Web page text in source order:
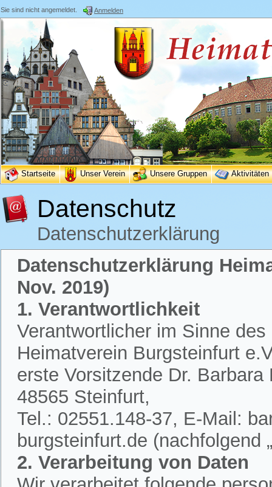
Sie sind nicht angemeldet. Anmelden
Startseite Unser Verein Unsere Gruppen Aktivitäten
Datenschutz
Datenschutzerklärung
Datenschutzerklärung
Nov. 2019)
1. Verantwortlichkeit
Verantwortlicher im Sinne
Heimatverein Burgsteinfurt
erste Vorsitzende Dr.
48565 Steinfurt,
Tel.: 02551.148-37, E-Mail:
burgsteinfurt.de (nachfolgend
2. Verarbeitung von Daten